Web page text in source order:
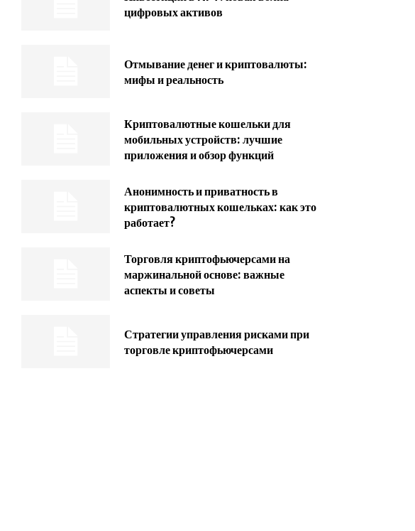
цифровых активов
Отмывание денег и криптовалюты:
мифы и реальность
Криптовалютные кошельки для
мобильных устройств: лучшие
приложения и обзор функций
Анонимность и приватность в
криптовалютных кошельках: как это
работает?
Торговля криптофьючерсами на
маржинальной основе: важные
аспекты и советы
Стратегии управления рисками при
торговле криптофьючерсами